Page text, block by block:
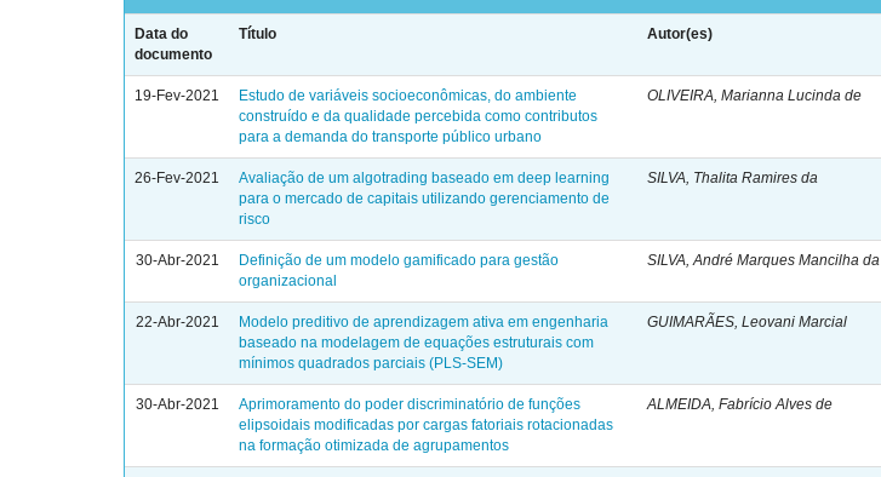
Data do
documento
Título Autor(es)
19-Fev-2021
Estudo de variáveis socioeconômicas, do ambiente
construído e da qualidade percebida como contributos
para a demanda do transporte público urbano
OLIVEIRA, Marianna Lucinda de
26-Fev-2021
Avaliação de um algotrading baseado em deep learning
para o mercado de capitais utilizando gerenciamento de
risco
SILVA, Thalita Ramires da
30-Abr-2021
Definição de um modelo gamificado para gestão
organizacional
SILVA, André Marques Mancilha da
22-Abr-2021
Modelo preditivo de aprendizagem ativa em engenharia
baseado na modelagem de equações estruturais com
mínimos quadrados parciais (PLS-SEM)
GUIMARÃES, Leovani Marcial
30-Abr-2021
Aprimoramento do poder discriminatório de funções
elipsoidais modificadas por cargas fatoriais rotacionadas
na formação otimizada de agrupamentos
ALMEIDA, Fabrício Alves de